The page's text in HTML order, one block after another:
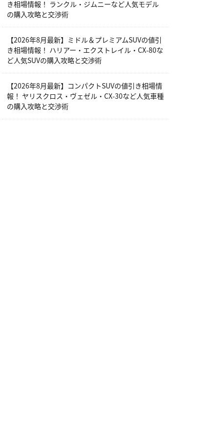
き相場情報！ ランクル・ジムニーなど人気モデル
の購入攻略と交渉術
【2026年8月最新】ミドル＆プレミアムSUVの値引
き相場情報！ ハリアー・エクストレイル・CX-80な
ど人気SUVの購入攻略と交渉術
【2026年8月最新】コンパクトSUVの値引き相場情
報！ ヤリスクロス・ヴェゼル・CX-30など人気車種
の購入攻略と交渉術